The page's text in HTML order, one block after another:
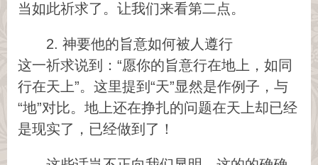
当如此祈求了。让我们来看第二点。
2. 神要他的旨意如何被人遵行
这一祈求说到：“愿你的旨意行在地上，如同
行在天上”。这里提到“天”显然是作例子，与
“地”对比。地上还在挣扎的问题在天上却已经
是现实了，已经做到了！